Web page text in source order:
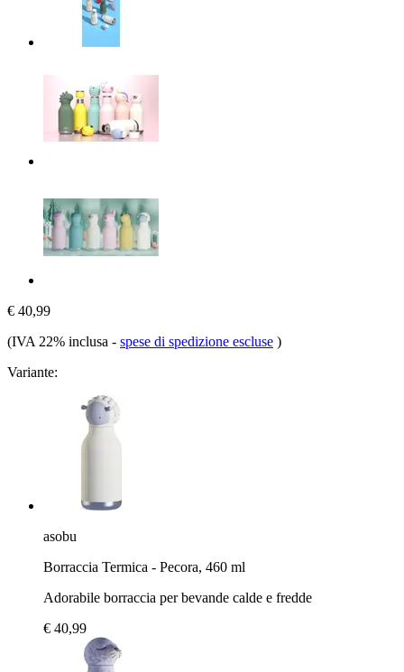
€ 40,99
(IVA 22% inclusa - spese di spedizione escluse )
Variante:
asobu
Borraccia Termica - Pecora, 460 ml
Adorabile borraccia per bevande calde e fredde
€ 40,99